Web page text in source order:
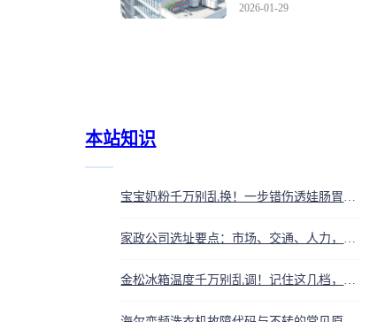
2026-01-29
本站知识